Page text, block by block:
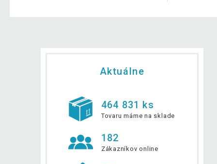
Aktuálne
464 831 ks
Tovaru máme na sklade
182
Zákazníkov online